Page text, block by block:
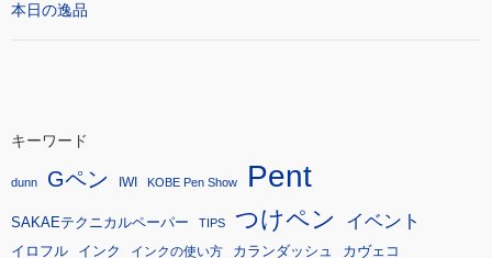
本日の逸品
キーワード
dunn Gペン IWI KOBE Pen Show Pent
SAKAEテクニカルペーパー TIPS つけペン イベント
イロフル インク インクの使い方 カランダッシュ カヴェコ